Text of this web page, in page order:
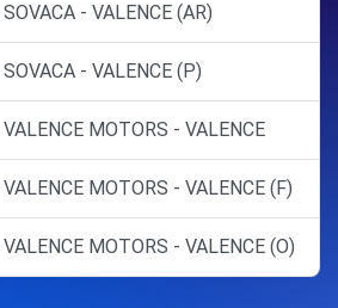
- VALENCE (AR)
- VALENCE (P)
MOTORS - VALENCE
MOTORS - VALENCE (F)
MOTORS - VALENCE (O)